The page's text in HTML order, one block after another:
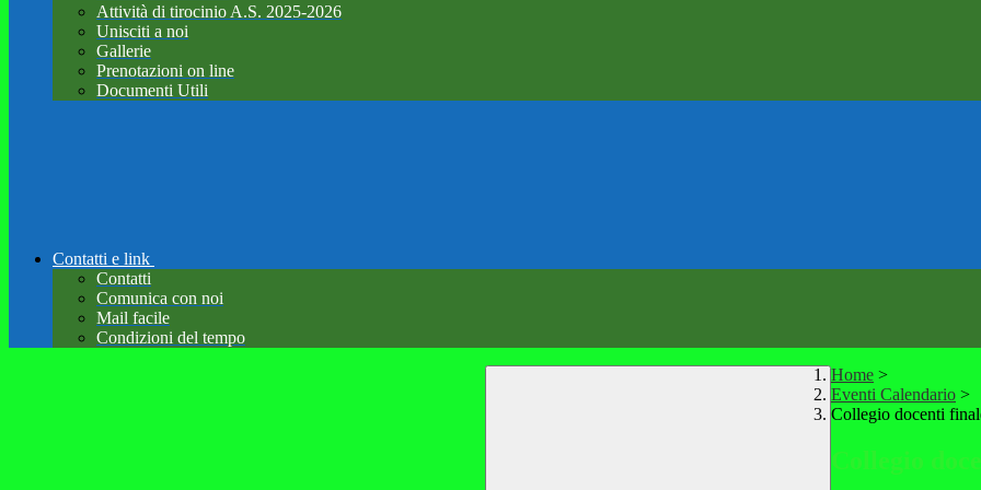
Attività di tirocinio A.S. 2025-2026
Unisciti a noi
Gallerie
Prenotazioni on line
Documenti Utili
Contatti e link
Contatti
Comunica con noi
Mail facile
Condizioni del tempo
Home >
Eventi Calendario >
Collegio docenti
Collegio